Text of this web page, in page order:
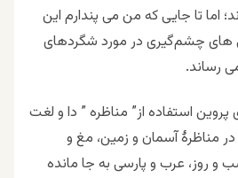
اما تا جایی که من می پندارم این
های چشم‌گیری در مورد شگردهای
رساند.
استفاده از” مناظره ” دا و لغت
مناظرۀ آسمان و زمین، مغ و
و روز، عرب و پارسی به جا مانده